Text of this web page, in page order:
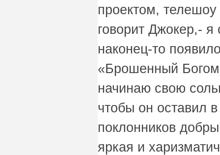
проектом,
говорит Джокер,- я
наконец-то
«Брошенный
начинаю свою
чтобы он оставил
поклонников
яркая и